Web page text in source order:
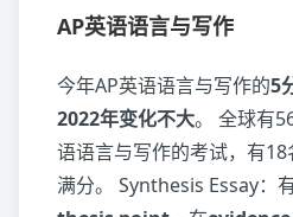
AP英语语言与写作
今年AP英语语言与写作的5
2022年变化不大。 全球有
语语言与写作的考试，有
满分。 Synthesis Essay：